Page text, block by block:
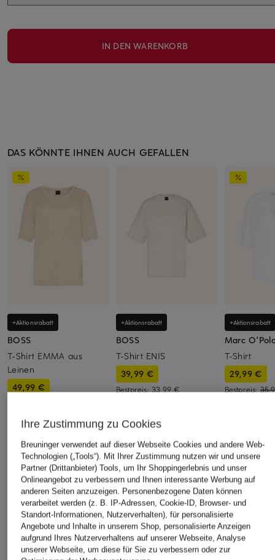
IN DEN WARENKORB
DAS KÖNNTE IHNEN AUCH GEFALLEN
+Aktionsrabatt
BOSS
T-Shirt EMMA aus
Leinen
49,99 €
+Aktionsrabatt
BOSS
T-Shirt ENIS
39,99 €
Bestpreis: 33,99 €
+Aktionsrabatt
Marc
T-Shirt
29,99 €
Bestpreis:
ÄHNLICHE ARTIKEL ENTDECKEN
Ihre Zustimmung zu Cookies
Breuninger verwendet auf dieser Webseite Cookies und andere Web-
Technologien („Tools“). Mit Ihrer Zustimmung nutzen wir und unsere
Partner (Drittanbieter) Tools, um Ihr Shoppingerlebnis und unser
Onlineangebot zu verbessern und Ihnen interessante Werbung auf
anderen Seiten anzuzeigen. Personenbezogene Daten können
verarbeitet werden (z. B. IP-Adressen, Cookie-ID, Browser- und
Standort-Informationen, Nutzerverhalten), für personalisierte
Angebote und Inhalte in unserem Shop, personalisierte Anzeigen
aufgrund Ihres Nutzerverhaltens auf unserer Webseite, Analyse
unserer Webseite, um diese für Sie zu verbessern oder zur